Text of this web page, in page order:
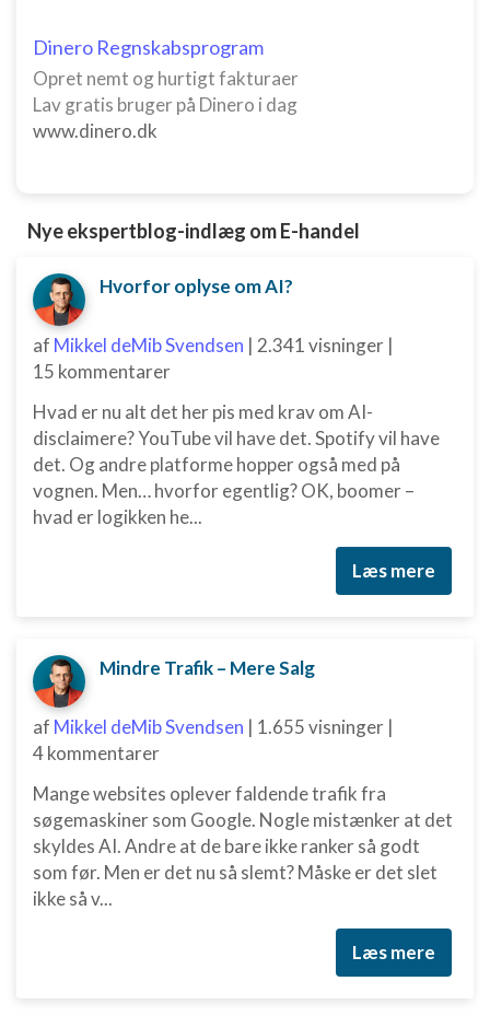
Dinero Regnskabsprogram
Opret nemt og hurtigt fakturaer
Lav gratis bruger på Dinero i dag
www.dinero.dk
Nye ekspertblog-indlæg om E-handel
Hvorfor oplyse om AI?
af Mikkel deMib Svendsen | 2.341 visninger |
15 kommentarer
Hvad er nu alt det her pis med krav om AI-
disclaimere? YouTube vil have det. Spotify vil have
det. Og andre platforme hopper også med på
vognen. Men… hvorfor egentlig? OK, boomer –
hvad er logikken he...
Læs mere
Mindre Trafik – Mere Salg
af Mikkel deMib Svendsen | 1.655 visninger |
4 kommentarer
Mange websites oplever faldende trafik fra
søgemaskiner som Google. Nogle mistænker at det
skyldes AI. Andre at de bare ikke ranker så godt
som før. Men er det nu så slemt? Måske er det slet
ikke så v...
Læs mere
Bruge begrænsede oplysninger til at vælge
indhold
IAB Special Features:
anmodede oplysninger
Nødvendig
Ydeevne
Annoncering / marketing